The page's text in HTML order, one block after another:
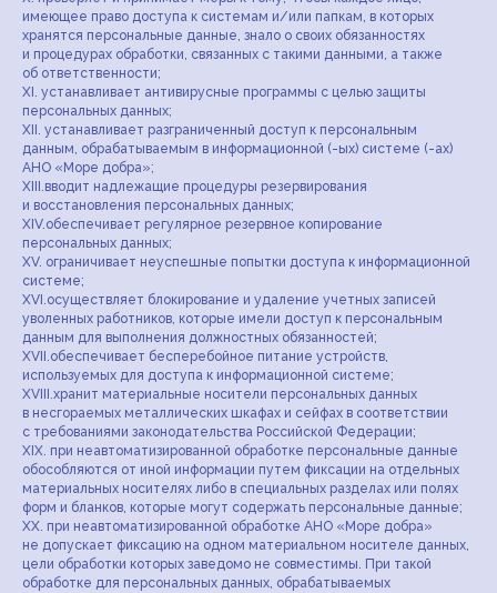
имеющее право доступа к системам и/или папкам, в которых
хранятся персональные данные, знало о своих обязанностях
и процедурах обработки, связанных с такими данными, а также
об ответственности;
XI. устанавливает антивирусные программы с целью защиты
персональных данных;
XII. устанавливает разграниченный доступ к персональным
данным, обрабатываемым в информационной (-ых) системе (-ах)
АНО «Море добра»;
XIII.вводит надлежащие процедуры резервирования
и восстановления персональных данных;
XIV.обеспечивает регулярное резервное копирование
персональных данных;
XV. ограничивает неуспешные попытки доступа к информационной
системе;
XVI.осуществляет блокирование и удаление учетных записей
уволенных работников, которые имели доступ к персональным
данным для выполнения должностных обязанностей;
XVII.обеспечивает бесперебойное питание устройств,
используемых для доступа к информационной системе;
XVIII.хранит материальные носители персональных данных
в несгораемых металлических шкафах и сейфах в соответствии
с требованиями законодательства Российской Федерации;
XIX. при неавтоматизированной обработке персональные данные
обособляются от иной информации путем фиксации на отдельных
материальных носителях либо в специальных разделах или полях
форм и бланков, которые могут содержать персональные данные;
XX. при неавтоматизированной обработке АНО «Море добра»
не допускает фиксацию на одном материальном носителе данных,
цели обработки которых заведомо не совместимы. При такой
обработке для персональных данных, обрабатываемых